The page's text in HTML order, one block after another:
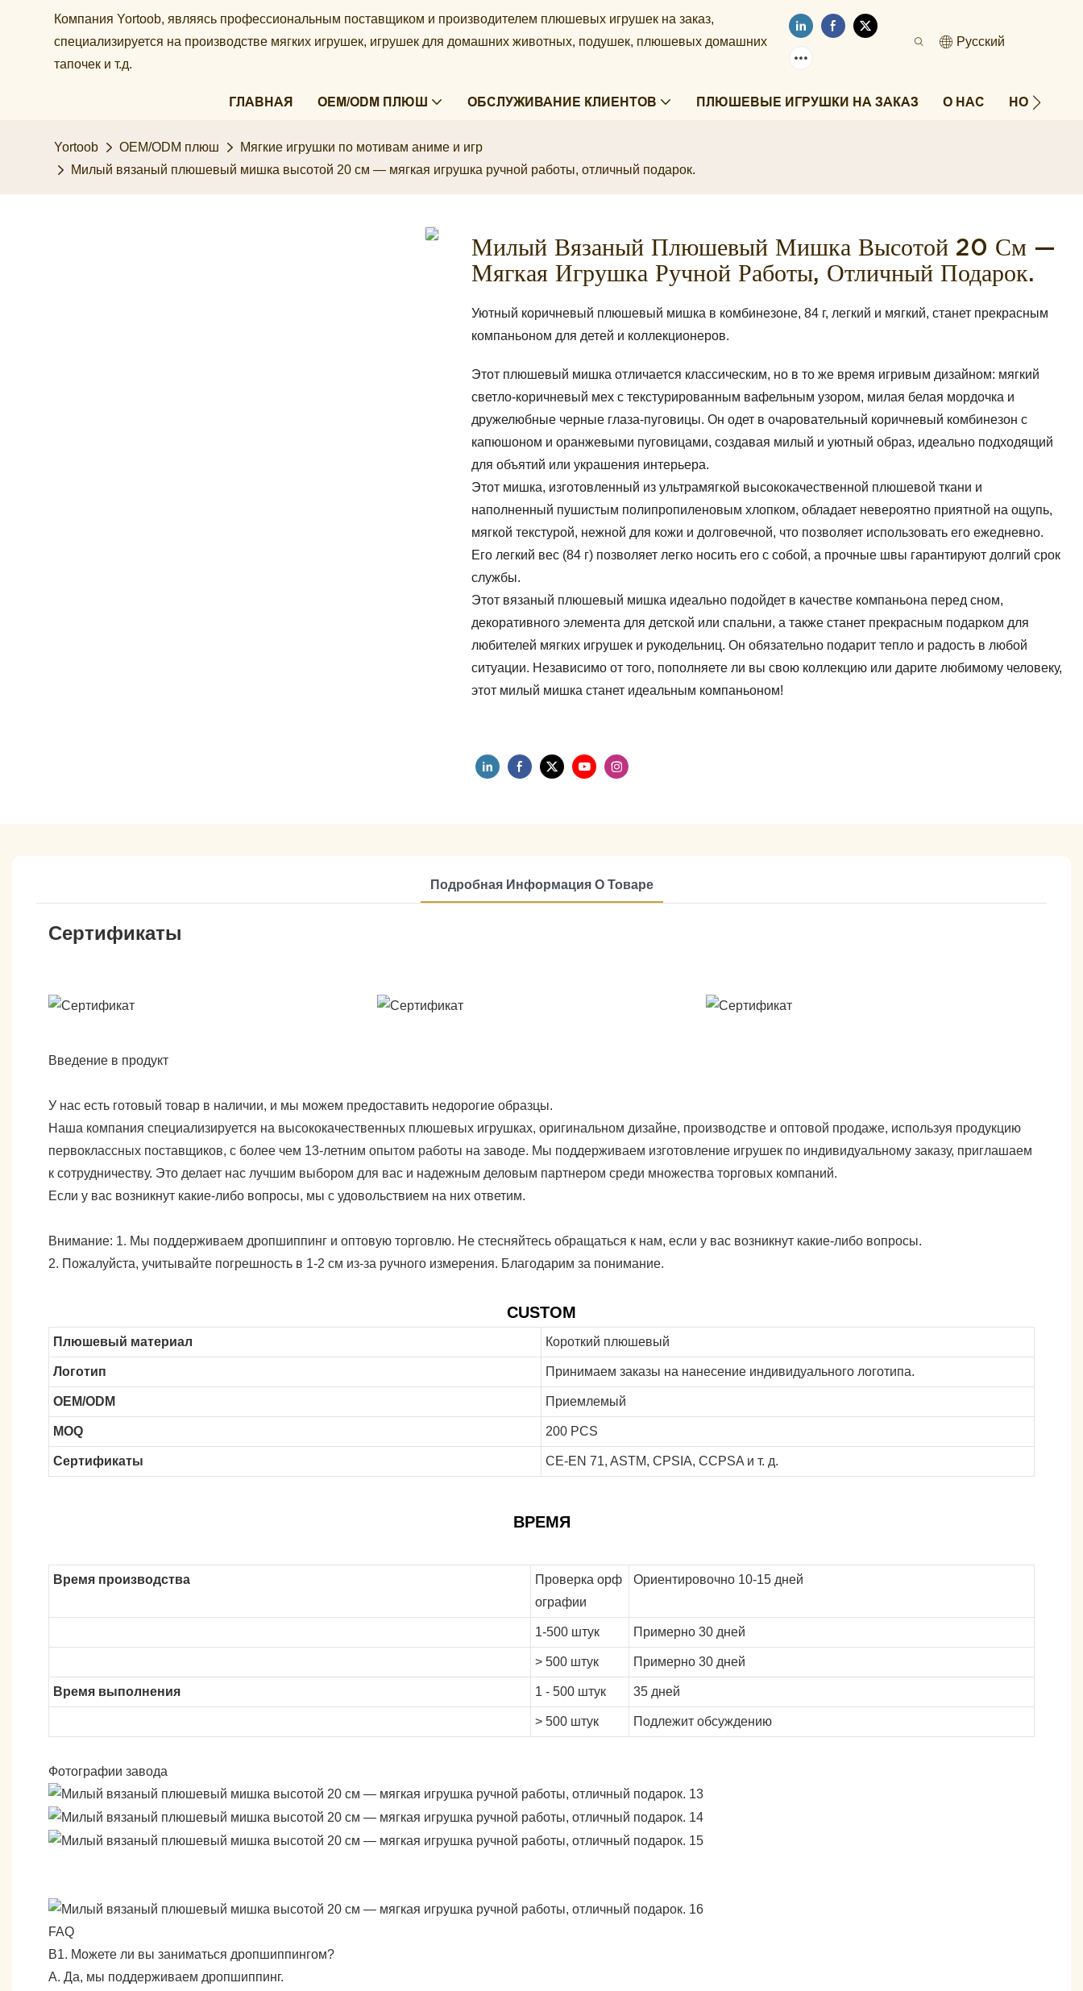
Компания Yortoob, являясь профессиональным поставщиком и производителем плюшевых игрушек на заказ,
специализируется на производстве мягких игрушек, игрушек для домашних животных, подушек, плюшевых домашних
тапочек и т.д.
Pусский
ГЛАВНАЯ OEM/ODM ПЛЮШ ОБСЛУЖИВАНИЕ КЛИЕНТОВ ПЛЮШЕВЫЕ ИГРУШКИ НА ЗАКАЗ О НАС НОВОСТИ
Yortoob OEM/ODM плюш
Мягкие игрушки по мотивам аниме и игр
Милый вязаный плюшевый мишка высотой 20 см — мягкая игрушка ручной работы, отличный подарок.
Милый Вязаный Плюшевый Мишка Высотой 20 См —
Мягкая Игрушка Ручной Работы, Отличный Подарок.
Уютный коричневый плюшевый мишка в комбинезоне, 84 г, легкий и мягкий, станет прекрасным
компаньоном для детей и коллекционеров.
Этот плюшевый мишка отличается классическим, но в то же время игривым дизайном: мягкий
светло-коричневый мех с текстурированным вафельным узором, милая белая мордочка и
дружелюбные черные глаза-пуговицы. Он одет в очаровательный коричневый комбинезон с
капюшоном и оранжевыми пуговицами, создавая милый и уютный образ, идеально подходящий
для объятий или украшения интерьера.
Этот мишка, изготовленный из ультрамягкой высококачественной плюшевой ткани и
наполненный пушистым полипропиленовым хлопком, обладает невероятно приятной на ощупь,
мягкой текстурой, нежной для кожи и долговечной, что позволяет использовать его ежедневно.
Его легкий вес (84 г) позволяет легко носить его с собой, а прочные швы гарантируют долгий срок
службы.
Этот вязаный плюшевый мишка идеально подойдет в качестве компаньона перед сном,
декоративного элемента для детской или спальни, а также станет прекрасным подарком для
любителей мягких игрушек и рукодельниц. Он обязательно подарит тепло и радость в любой
ситуации. Независимо от того, пополняете ли вы свою коллекцию или дарите любимому человеку,
этот милый мишка станет идеальным компаньоном!
Подробная Информация О Товаре
Сертификаты
Введение в продукт
У нас есть готовый товар в наличии, и мы можем предоставить недорогие образцы.
Наша компания специализируется на высококачественных плюшевых игрушках, оригинальном дизайне, производстве и оптовой продаже, используя продукцию
первоклассных поставщиков, с более чем 13-летним опытом работы на заводе. Мы поддерживаем изготовление игрушек по индивидуальному заказу, приглашаем
к сотрудничеству. Это делает нас лучшим выбором для вас и надежным деловым партнером среди множества торговых компаний.
Если у вас возникнут какие-либо вопросы, мы с удовольствием на них ответим.
Внимание: 1. Мы поддерживаем дропшиппинг и оптовую торговлю. Не стесняйтесь обращаться к нам, если у вас возникнут какие-либо вопросы.
2. Пожалуйста, учитывайте погрешность в 1-2 см из-за ручного измерения. Благодарим за понимание.
CUSTOM
Плюшевый материал Короткий плюшевый
Логотип Принимаем заказы на нанесение индивидуального логотипа.
OEM/ODM Приемлемый
MOQ 200 PCS
Сертификаты CE-EN 71, ASTM, CPSIA, CCPSA и т. д.
ВРЕМЯ
Время производства
Проверка орф
ографии
Ориентировочно 10-15 дней
1-500 штук Примерно 30 дней
> 500 штук Примерно 30 дней
Время выполнения 1 - 500 штук 35 дней
> 500 штук Подлежит обсуждению
Фотографии завода
FAQ
В1. Можете ли вы заниматься дропшиппингом?
А. Да, мы поддерживаем дропшиппинг.